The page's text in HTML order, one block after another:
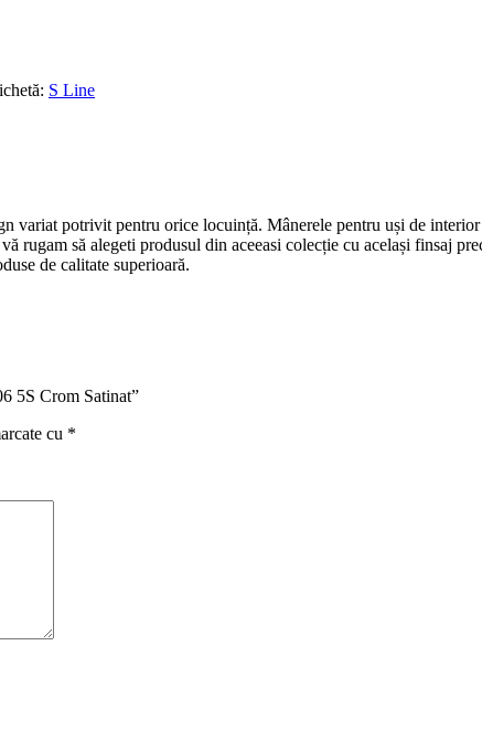
S Line
variat potrivit pentru orice locuință. Mânerele pentru uși de
rugam să alegeti produsul din aceeasi colecție cu același finsaj
de calitate superioară.
5S Crom Satinat”
cu *